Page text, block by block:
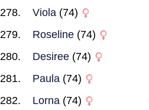
Viola (74)
Roseline (74)
Desiree (74)
Paula (74)
Lorna (74)